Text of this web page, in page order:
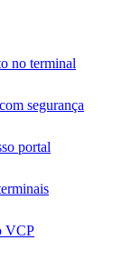
no terminal
segurança
portal
VCP